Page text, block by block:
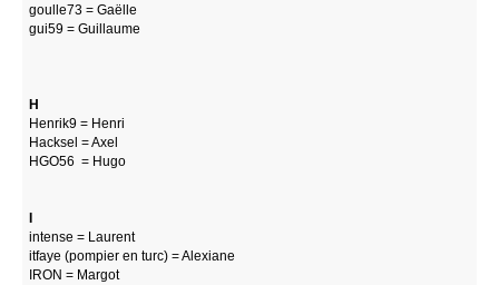
goulle73 = Gaëlle
gui59 = Guillaume
H
Henrik9 = Henri
Hacksel = Axel
HGO56 = Hugo
I
intense = Laurent
itfaye (pompier en turc) = Alexiane
IRON = Margot